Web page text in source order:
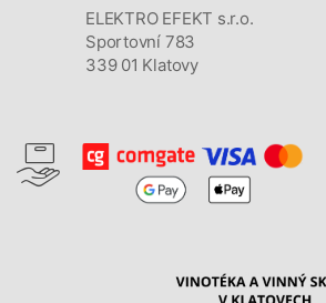
ELEKTRO EFEKT s.r.o.
Sportovní 783
339 01 Klatovy